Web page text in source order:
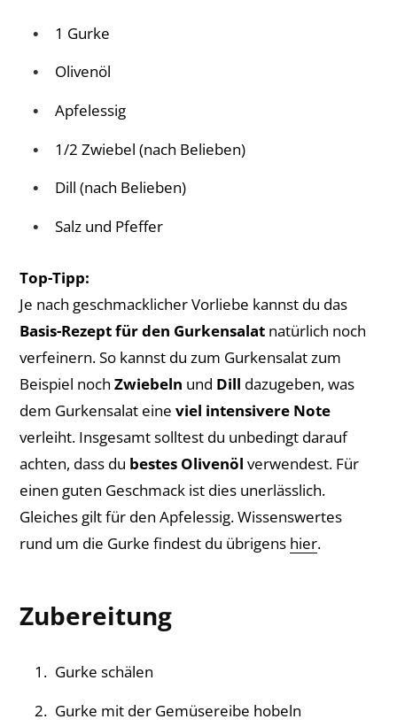
1 Gurke
Olivenöl
Apfelessig
1/2 Zwiebel (nach Belieben)
Dill (nach Belieben)
Salz und Pfeffer
Top-Tipp:
Je nach geschmacklicher Vorliebe kannst du das
Basis-Rezept für den Gurkensalat natürlich noch
verfeinern. So kannst du zum Gurkensalat zum
Beispiel noch Zwiebeln und Dill dazugeben, was
dem Gurkensalat eine viel intensivere Note
verleiht. Insgesamt solltest du unbedingt darauf
achten, dass du bestes Olivenöl verwendest. Für
einen guten Geschmack ist dies unerlässlich.
Gleiches gilt für den Apfelessig. Wissenswertes
rund um die Gurke findest du übrigens hier.
Zubereitung
Gurke schälen
Gurke mit der Gemüsereibe hobeln